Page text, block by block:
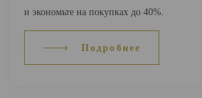
и экономьте на покупках до 40%.
Подробнее